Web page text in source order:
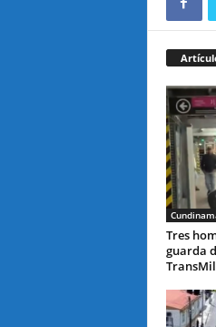
Tres
guarda